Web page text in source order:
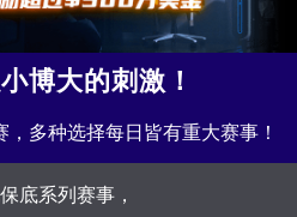
博大的刺激！
多种选择每日皆有重大赛事！
底系列赛事，